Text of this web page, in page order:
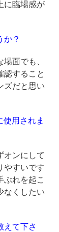
に臨場感が
か？
面でも、
認すること
ズだと思い
使用されま
オンにして
やすいです
ぶれを起こ
なくしたい
えて下さ